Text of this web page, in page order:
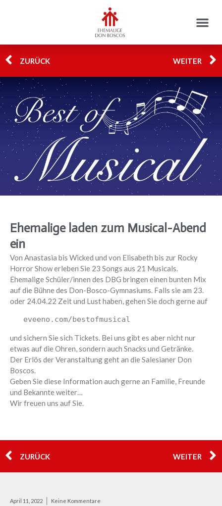
ZURÜCK WEITER
Ehemalige laden zum Musical-Abend
ein
Von Anastasia bis Wicked und von Elisabeth bis zur Rocky
Horror Show erleben Sie 23 Songs aus 21 Musicals.
Ehemalige Schüler/innen des DBG bringen einen bunten Mix
auf die Bühne des Don-Bosco-Gymnasiums. Falls sie am 23.
oder 24.04.22 Zeit und Lust haben, gehen Sie doch gerne auf
   eveeno.com/bestofmusical
und sichern Sie sich Tickets. Bei uns gibt es aber nicht nur
etwas auf die Ohren, sondern auch Snacks und Getränke.
Der Erlös der Veranstaltung geht an die Salesianer Don
Boscos.
Geben Sie diese Information auch gerne an Familie, Freunde
und Bekannte weiter…
Wir freuen uns auf Sie.
ZURÜCK WEITER
April 11, 2022 Keine Kommentare